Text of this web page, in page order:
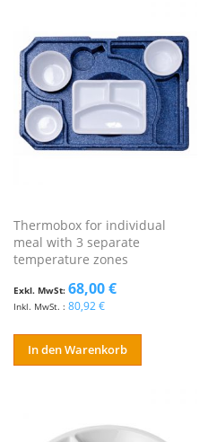
Thermobox for individual
meal with 3 separate
temperature zones
80,92 €
68,00 €
In den Warenkorb